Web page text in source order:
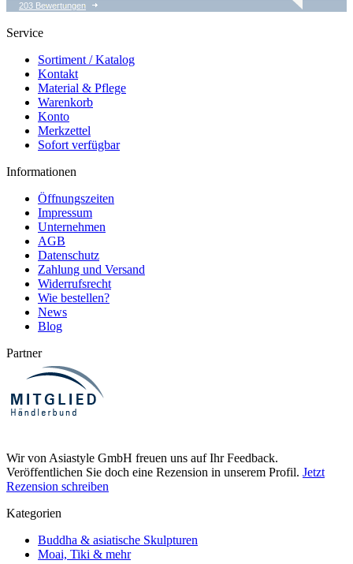
04.08.26 ▼
Lieferung
Super schneller Versand
und super verpackt... Eine
tolle Ware zu einem
erschwinglichen Preis,
gerne wieder viel…
203 Bewertungen
Service
Sortiment / Katalog
Kontakt
Material & Pflege
Warenkorb
Konto
Merkzettel
Sofort verfügbar
Informationen
Öffnungszeiten
Impressum
Unternehmen
AGB
Datenschutz
Zahlung und Versand
Widerrufsrecht
Wie bestellen?
News
Blog
Partner
Wir von Asiastyle GmbH freuen uns auf Ihr Feedback.
Veröffentlichen Sie doch eine Rezension in unserem Profil. Jetzt
Rezension schreiben
Kategorien
Buddha & asiatische Skulpturen
Moai, Tiki & mehr